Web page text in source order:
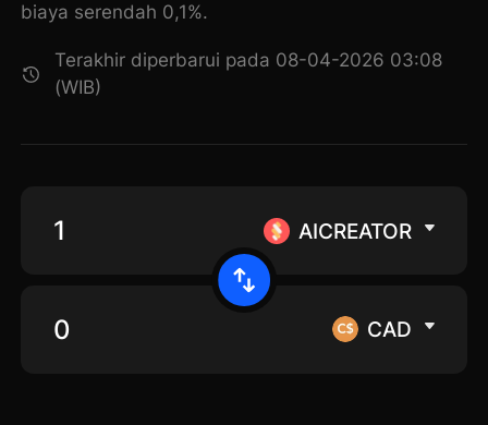
biaya serendah 0,1%.
Terakhir diperbarui pada 08-04-2026 03:08
(WIB)
AICREATOR
CAD